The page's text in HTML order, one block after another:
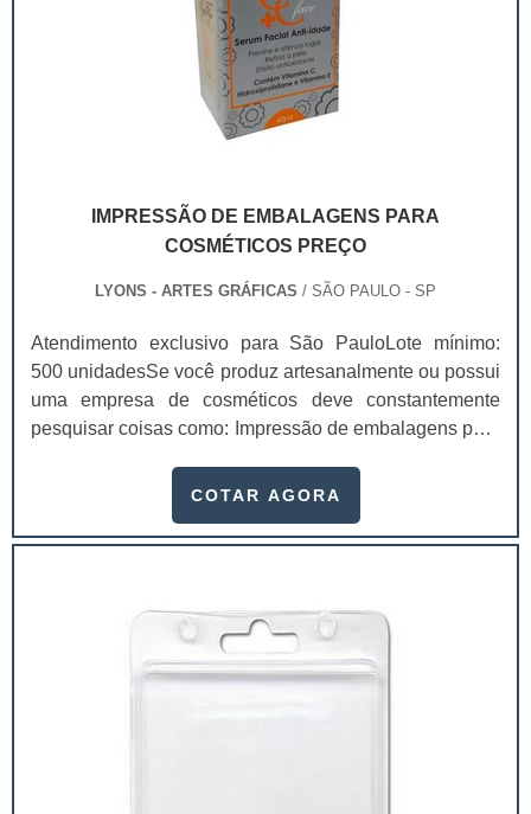
IMPRESSÃO DE EMBALAGENS PARA
COSMÉTICOS PREÇO
LYONS - ARTES GRÁFICAS / SÃO PAULO - SP
Atendimento exclusivo para São PauloLote mínimo:
500 unidadesSe você produz artesanalmente ou possui
uma empresa de cosméticos deve constantemente
pesquisar coisas como: Impressão de embalagens para
um investimento necessário para quem está no
extremamente competitivo, assim, as embalagens
COTAR AGORA